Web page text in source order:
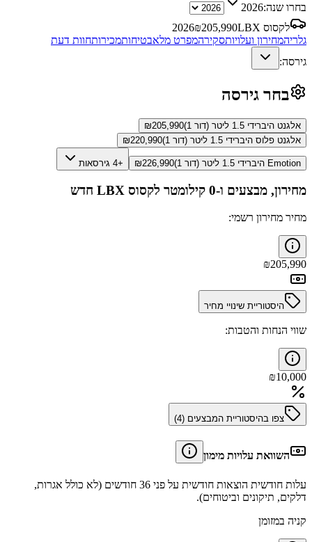
בחרו שנה:2026
לקסוס LBX
2026₪205,990
גלריהמחירון ועלויותסקירהמפרט מלאבטיחותמכירותחוות דעת
גירסה:
בחר גירסה
אלגנט היברידי 1.5 ליטר (דור 1) ₪205,990
אלגנט פלוס היברידי 1.5 ליטר (דור 1)
₪220,990
Emotion היברידי 1.5 ליטר (דור 1) ₪226,990 +4 גירסאות
מחירון, מבצעים ו-0 קילומטר לקסוס LBX חדש
מחיר מחירון רשמי:
₪205,990
היסטוריית שינויי מחיר
שווי הנחות והטבות:
₪10,000
צפו בהיסטוריית המבצעים (4
)
השוואת עלויות מימון
עלות חודשית הוצאות חודשית על פני 36 חודשים (לא כולל אגרות,
דלקים, תיקונים וביטוחים).
קניה במזומן